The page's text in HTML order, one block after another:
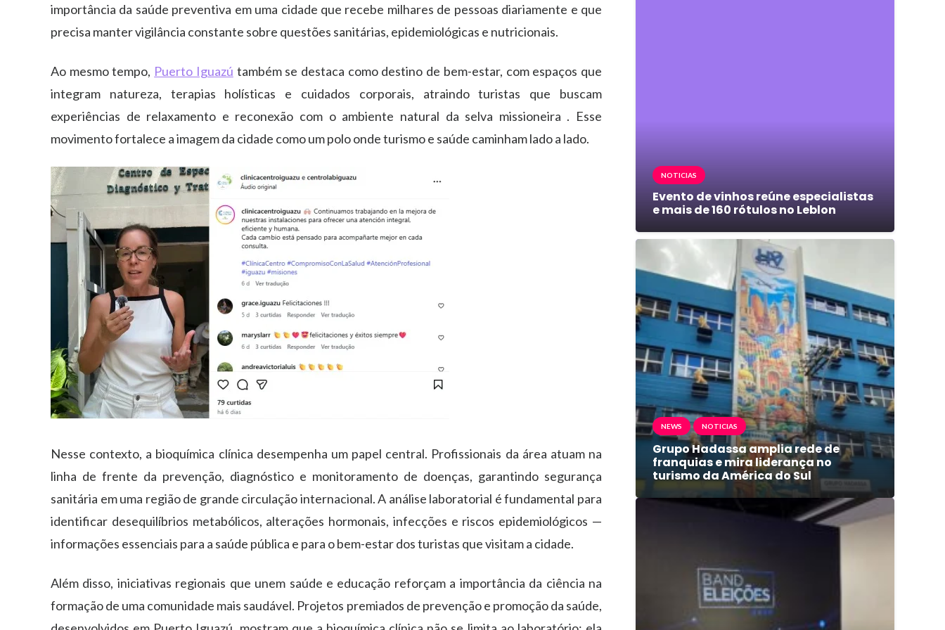
importância da saúde preventiva em uma cidade que recebe milhares de pessoas diariamente e que
precisa manter vigilância constante sobre questões sanitárias, epidemiológicas e nutricionais.
Ao mesmo tempo, Puerto Iguazú também se destaca como destino de bem-estar, com espaços que
integram natureza, terapias holísticas e cuidados corporais, atraindo turistas que buscam
experiências de relaxamento e reconexão com o ambiente natural da selva missioneira . Esse
movimento fortalece a imagem da cidade como um polo onde turismo e saúde caminham lado a lado.
Nesse contexto, a bioquímica clínica desempenha um papel central. Profissionais da área atuam na
linha de frente da prevenção, diagnóstico e monitoramento de doenças, garantindo segurança
sanitária em uma região de grande circulação internacional. A análise laboratorial é fundamental para
identificar desequilíbrios metabólicos, alterações hormonais, infecções e riscos epidemiológicos —
informações essenciais para a saúde pública e para o bem-estar dos turistas que visitam a cidade.
Além disso, iniciativas regionais que unem saúde e educação reforçam a importância da ciência na
formação de uma comunidade mais saudável. Projetos premiados de prevenção e promoção da saúde,
NOTICIAS
Evento de vinhos reúne especialistas
e mais de 160 rótulos no Leblon
NEWS NOTICIAS
Grupo Hadassa amplia rede de
franquias e mira liderança no
turismo da América do Sul